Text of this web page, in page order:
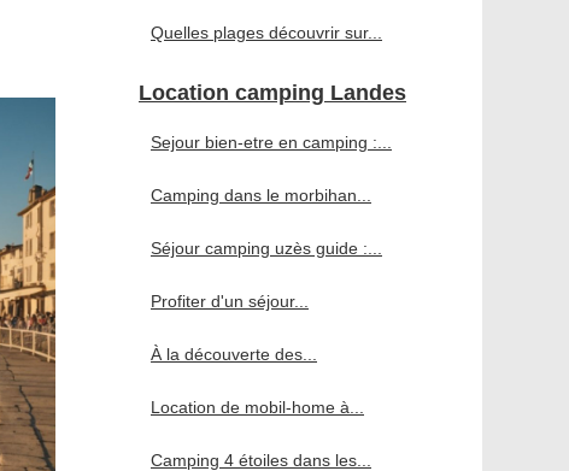
Quelles plages découvrir sur...
Location camping Landes
Sejour bien-etre en camping :...
Camping dans le morbihan...
Séjour camping uzès guide :...
Profiter d'un séjour...
À la découverte des...
Location de mobil-home à...
Camping 4 étoiles dans les...